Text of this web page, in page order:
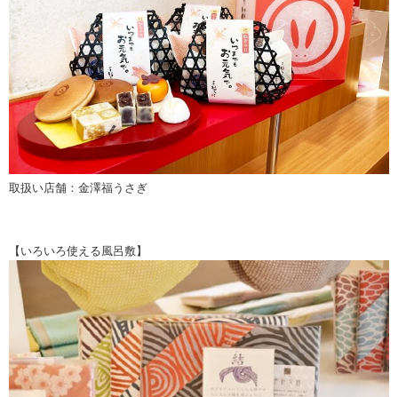
取扱い店舗：金澤福うさぎ
【いろいろ使える風呂敷】